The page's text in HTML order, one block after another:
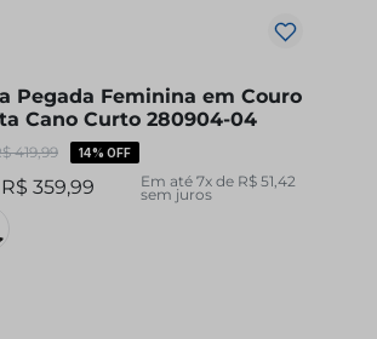
Pegada Feminina em Couro
Cano Curto 280904-04
419,99 14% OFF
R$ 359,99 Em até 7x de R$ 51 42
sem juros